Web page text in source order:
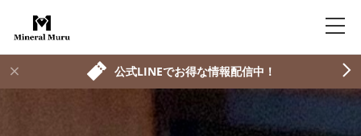
公式LINEでお得な情報配信中！